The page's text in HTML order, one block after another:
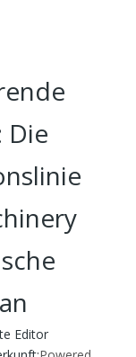
Die
Editor